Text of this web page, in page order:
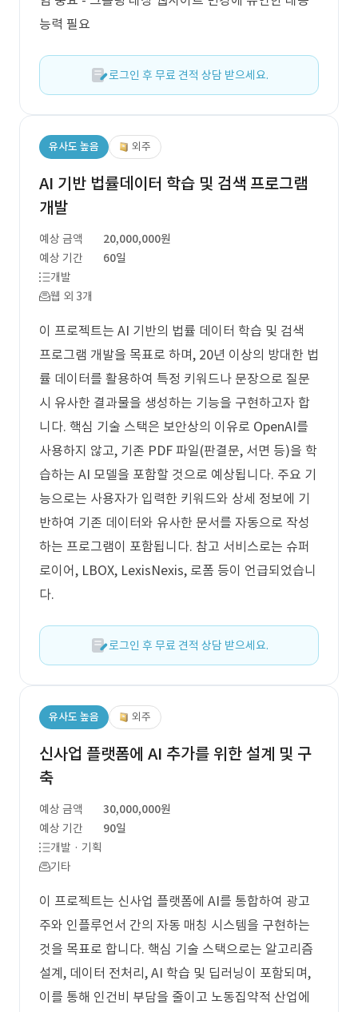
능력 필요
로그인 후 무료 견적 상담 받으세요.
유사도 높음 외주
AI 기반 법률데이터 학습 및 검색 프로그램
개발
예상 금액
20,000,000원
예상 기간
60일
개발
웹 외 3개
이 프로젝트는 AI 기반의 법률 데이터 학습 및 검색
프로그램 개발을 목표로 하며, 20년 이상의 방대한 법
률 데이터를 활용하여 특정 키워드나 문장으로 질문
시 유사한 결과물을 생성하는 기능을 구현하고자 합
니다. 핵심 기술 스택은 보안상의 이유로 OpenAI를
사용하지 않고, 기존 PDF 파일(판결문, 서면 등)을 학
습하는 AI 모델을 포함할 것으로 예상됩니다. 주요 기
능으로는 사용자가 입력한 키워드와 상세 정보에 기
반하여 기존 데이터와 유사한 문서를 자동으로 작성
하는 프로그램이 포함됩니다. 참고 서비스로는 슈퍼
로이어, LBOX, LexisNexis, 로폼 등이 언급되었습니
다.
로그인 후 무료 견적 상담 받으세요.
유사도 높음 외주
신사업 플랫폼에 AI 추가를 위한 설계 및 구
축
예상 금액
30,000,000원
예상 기간
90일
개발 · 기획
기타
이 프로젝트는 신사업 플랫폼에 AI를 통합하여 광고
주와 인플루언서 간의 자동 매칭 시스템을 구현하는
것을 목표로 합니다. 핵심 기술 스택으로는 알고리즘
설계, 데이터 전처리, AI 학습 및 딥러닝이 포함되며,
이를 통해 인건비 부담을 줄이고 노동집약적 산업에